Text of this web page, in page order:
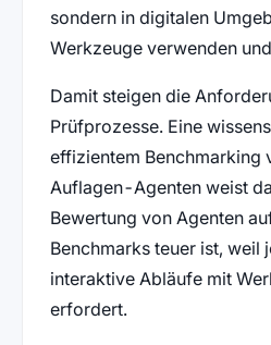
sondern in digitalen
Werkzeuge verwenden
Damit steigen die
Prüfprozesse. Eine
effizientem Benchmarking
Auflagen-Agenten weist
Bewertung von Agenten
Benchmarks teuer ist, weil
interaktive Abläufe mit
erfordert.